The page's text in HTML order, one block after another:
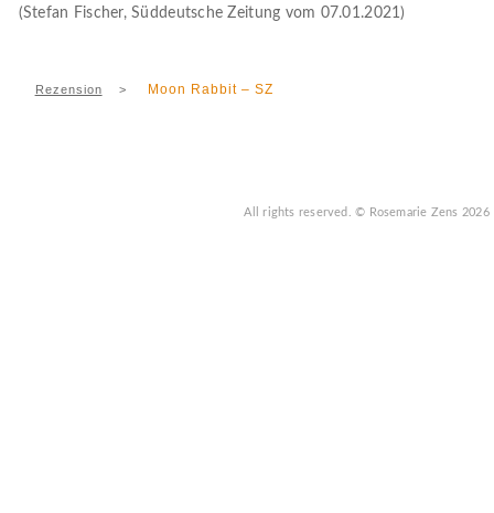
(Stefan Fischer, Süddeutsche Zeitung vom 07.01.2021)
Rezension > Moon Rabbit – SZ
All rights reserved.© Rosemarie Zens 2026